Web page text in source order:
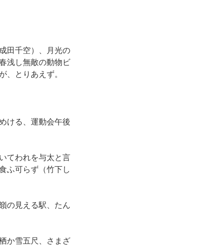
田千空）、月光の
浅し無敵の動物ビ
、とりあえず。
ける、運動会午後
てわれを与太と言
ふ可らず（竹下し
の見える駅、たん
か雪五尺、さまざ